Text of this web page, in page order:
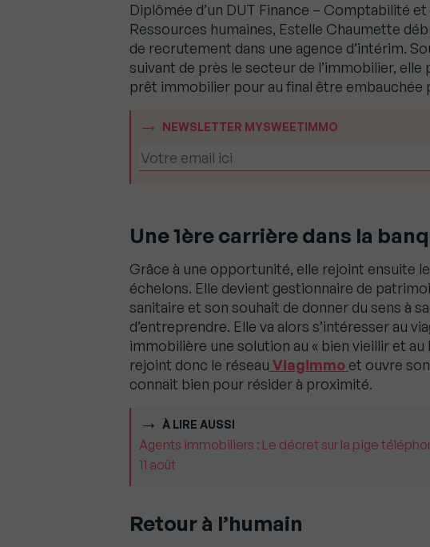
Diplômée d’un DUT Finance – Comptabilité
Ressources humaines, Estelle Chaumette
de recrutement dans une agence d’intérim.
suivant de près le secteur de l’immobilier,
prêt immobilier pour au final être embauchée
NEWSLETTER MYSWEETIMMO
Une 1ère carrière dans la
Grâce à une opportunité, elle rejoint ensuite
échelons. Elle devient gestionnaire de
sanitaire et son souhait de donner du sens à
d’entreprendre. Elle va alors s’intéresser au
immobilière une solution au « bien vieillir et
rejoint donc le réseau Viagimmo et ouvre
connait bien pour résider à proximité.
À LIRE AUSSI
Agents immobiliers : Le décret sur la pige
11 août
Retour à l’humain